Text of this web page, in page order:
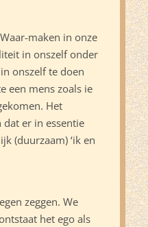
maken in onze
in onszelf onder
onszelf te doen
een mens zoals ie
Het
dat er in essentie
(duurzaam) ‘ik en
zeggen. We
het ego als